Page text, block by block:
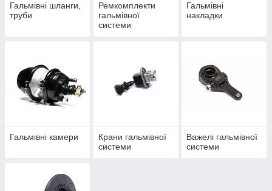
Гальмівні шланги,
труби
Ремкомплекти
гальмівної
системи
Гальмівні
накладки
Гальмівні камери
Крани гальмівної
системи
Важелі гальмівної
системи